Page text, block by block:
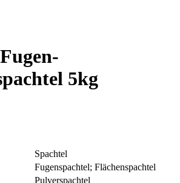
5kg
Spachtel
Fugenspachtel; Flächenspachtel
Pulverspachtel